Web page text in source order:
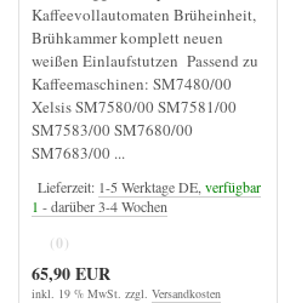
Kaffeevollautomaten Brüheinheit,
Brühkammer komplett neuen
weißen Einlaufstutzen Passend zu
Kaffeemaschinen: SM7480/00
Xelsis SM7580/00 SM7581/00
SM7583/00 SM7680/00
SM7683/00 ...
Lieferzeit: 1-5 Werktage DE, verfügbar
1 - darüber 3-4 Wochen
(0)
65,90 EUR
inkl. 19 % MwSt. zzgl. Versandkosten